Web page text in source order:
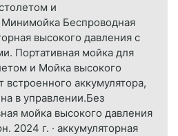
и
Беспроводная
высокого давления с
Портативная мойка для
и Мойка высокого
встроенного аккумулятора,
в управлении.Без
мойка высокого давления
2024 г. · аккумуляторная